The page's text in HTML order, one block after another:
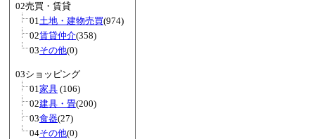
02売買・賃貸
01土地・建物売買(974)
02賃貸仲介(358)
03その他(0)
03ショッピング
01家具 (106)
02建具・畳(200)
03食器(27)
04その他(0)